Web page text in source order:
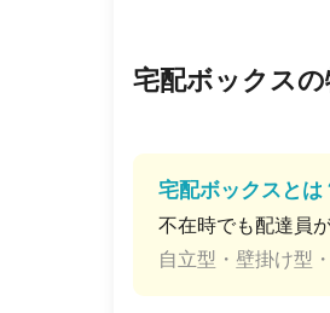
宅配ボックス
宅配ボックスとは
不在時でも配達員
自立型・壁掛け型